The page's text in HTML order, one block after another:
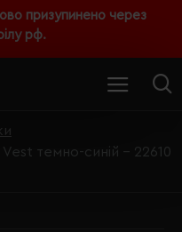
призупинено через
рф.
темно-синій - 22610